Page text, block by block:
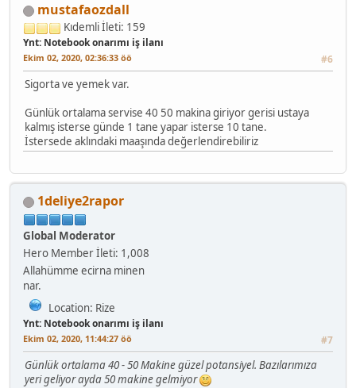
mustafaozdall
Kıdemliİleti: 159
Ynt: Notebook onarımı iş ilanı
Ekim 02, 2020, 02:36:33 öö #6
Sigorta ve yemek var.
Günlük ortalama servise 40 50 makina giriyor gerisi ustaya
kalmış isterse günde 1 tane yapar isterse 10 tane.
İstersede aklındaki maaşında değerlendirebiliriz
1deliye2rapor
Global Moderator
Hero Memberİleti: 1,008
Allahümme ecirna minen
nar.
Location: Rize
Ynt: Notebook onarımı iş ilanı
Ekim 02, 2020, 11:44:27 öö #7
Günlük ortalama 40 - 50 Makine güzel potansiyel. Bazılarımıza
yeri geliyor ayda 50 makine gelmiyor